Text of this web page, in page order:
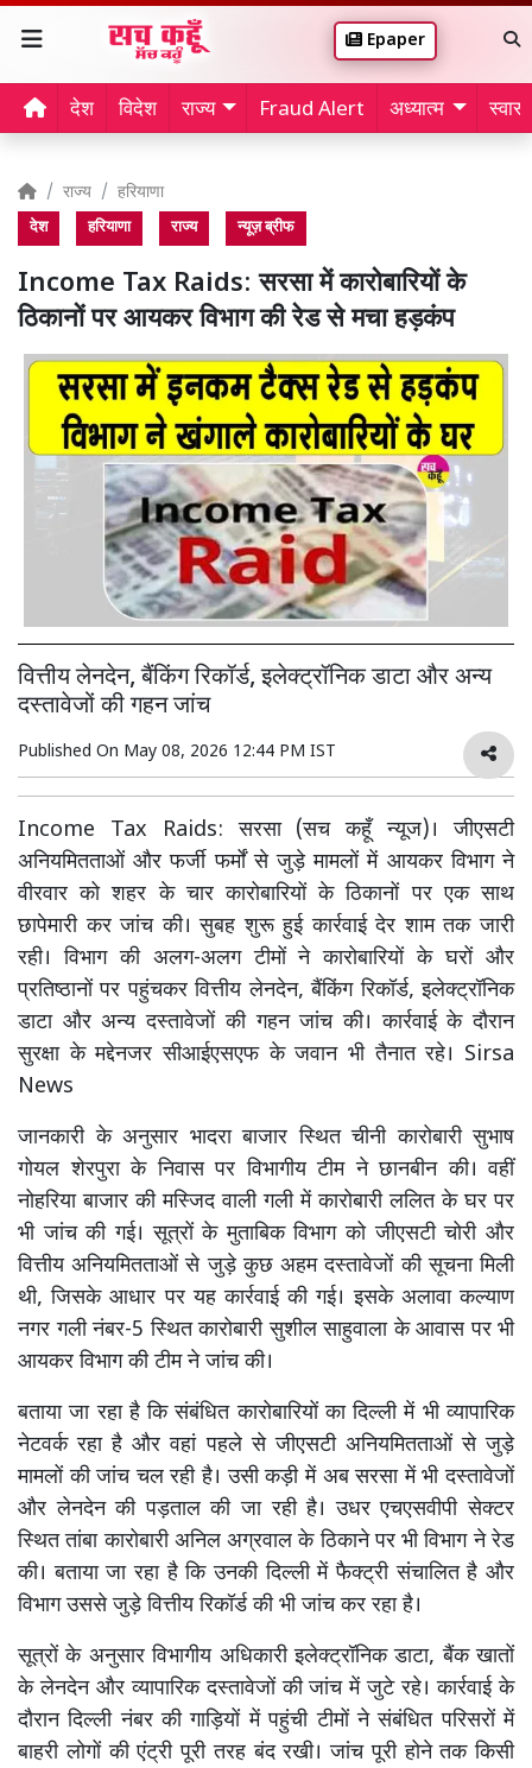
Epaper
देश विदेश राज्य Fraud Alert अध्यात्म
राज्य हरियाणा
देश हरियाणा राज्य न्यूज़ ब्रीफ
Income Tax Raids: सरसा में कारोबारियों के
ठिकानों पर आयकर विभाग की रेड से मचा हड़कंप
वित्तीय लेनदेन, बैंकिंग रिकॉर्ड, इलेक्ट्रॉनिक डाटा और अन्य
दस्तावेजों की गहन जांच
Published On May 08, 2026 12:44 PM IST
Income Tax Raids: सरसा (सच कहूँ न्यूज)। जीएसटी
अनियमितताओं और फर्जी फर्मों से जुड़े मामलों में आयकर विभाग ने
वीरवार को शहर के चार कारोबारियों के ठिकानों पर एक साथ
छापेमारी कर जांच की। सुबह शुरू हुई कार्रवाई देर शाम तक जारी
रही। विभाग की अलग-अलग टीमों ने कारोबारियों के घरों और
प्रतिष्ठानों पर पहुंचकर वित्तीय लेनदेन, बैंकिंग रिकॉर्ड, इलेक्ट्रॉनिक
डाटा और अन्य दस्तावेजों की गहन जांच की। कार्रवाई के दौरान
सुरक्षा के मद्देनजर सीआईएसएफ के जवान भी तैनात रहे। Sirsa
News
जानकारी के अनुसार भादरा बाजार स्थित चीनी कारोबारी सुभाष
गोयल शेरपुरा के निवास पर विभागीय टीम ने छानबीन की। वहीं
नोहरिया बाजार की मस्जिद वाली गली में कारोबारी ललित के घर पर
भी जांच की गई। सूत्रों के मुताबिक विभाग को जीएसटी चोरी और
वित्तीय अनियमितताओं से जुड़े कुछ अहम दस्तावेजों की सूचना मिली
थी, जिसके आधार पर यह कार्रवाई की गई। इसके अलावा कल्याण
नगर गली नंबर-5 स्थित कारोबारी सुशील साहुवाला के आवास पर भी
आयकर विभाग की टीम ने जांच की।
बताया जा रहा है कि संबंधित कारोबारियों का दिल्ली में भी व्यापारिक
नेटवर्क रहा है और वहां पहले से जीएसटी अनियमितताओं से जुड़े
मामलों की जांच चल रही है। उसी कड़ी में अब सरसा में भी दस्तावेजों
और लेनदेन की पड़ताल की जा रही है। उधर एचएसवीपी सेक्टर
स्थित तांबा कारोबारी अनिल अग्रवाल के ठिकाने पर भी विभाग ने रेड
की। बताया जा रहा है कि उनकी दिल्ली में फैक्ट्री संचालित है और
विभाग उससे जुड़े वित्तीय रिकॉर्ड की भी जांच कर रहा है।
सूत्रों के अनुसार विभागीय अधिकारी इलेक्ट्रॉनिक डाटा, बैंक खातों
के लेनदेन और व्यापारिक दस्तावेजों की जांच में जुटे रहे। कार्रवाई के
दौरान दिल्ली नंबर की गाड़ियों में पहुंची टीमों ने संबंधित परिसरों में
बाहरी लोगों की एंट्री पूरी तरह बंद रखी। जांच पूरी होने तक किसी